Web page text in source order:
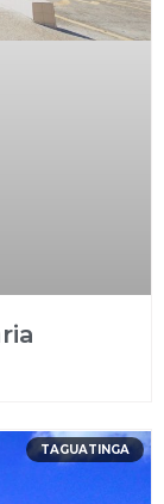
TAGUATINGA